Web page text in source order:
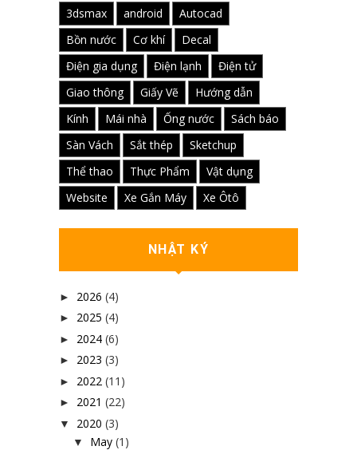
3dsmax android
Autocad
Bồn nước
Cơ khí
Decal
Điện gia dụng
Điện lạnh
Điện tử
Giao thông
Giấy Vẽ
Hướng dẫn
Kính
Mái nhà Ống nước
Sách báo
Sàn Vách
Sắt thép
Sketchup
Thể thao
Thực Phẩm
Vật dụng
Website
Xe Gắn Máy Xe Ôtô
NHẬT KÝ
► 2026 (4)
► 2025 (4)
► 2024 (6)
► 2023 (3)
► 2022 (11)
► 2021 (22)
▼ 2020 (3)
▼ May (1)